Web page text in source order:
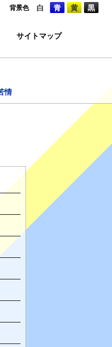
背景色 白 青 黄 黒
サイトマップ
情